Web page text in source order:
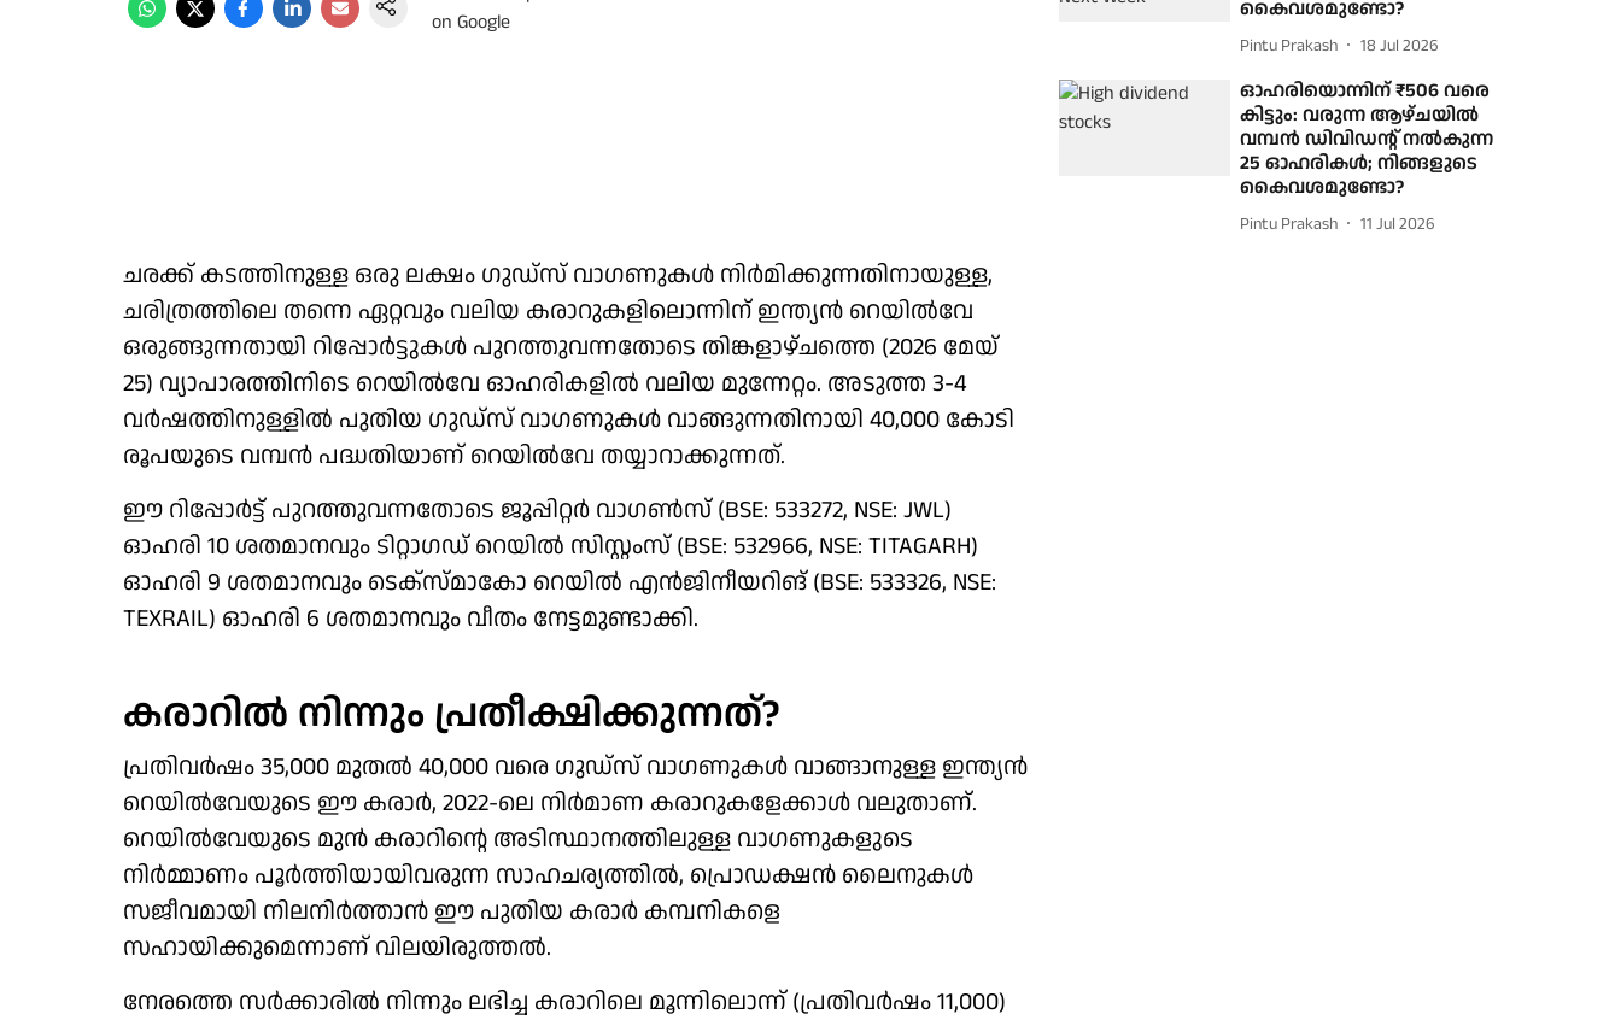
ചരക്ക് കടത്തിനുള്ള ഒരു ലക്ഷം ഗുഡ്സ് വാ​ഗണുകൾ നിർമിക്കുന്നതിനായുള്ള,
ചരിത്രത്തിലെ തന്നെ ഏറ്റവും വലിയ കരാറുകളിലൊന്നിന് ഇന്ത്യൻ റെയിൽവേ
ഒരുങ്ങുന്നതായി റിപ്പോർട്ടുകൾ പുറത്തുവന്നതോടെ തിങ്കളാഴ്ചത്തെ (2026 മേയ്
25) വ്യാപാരത്തിനിടെ റെയിൽവേ ഓഹരികളിൽ വലിയ മുന്നേറ്റം. അടുത്ത 3-4
വർഷത്തിനുള്ളിൽ പുതിയ ​ഗുഡ്സ് വാ​ഗണുകൾ വാങ്ങുന്നതിനായി 40,000 കോടി
രൂപയുടെ വമ്പൻ പദ്ധതിയാണ് റെയിൽവേ തയ്യാറാക്കുന്നത്.
ഈ റിപ്പോർട്ട് പുറത്തുവന്നതോടെ ജൂപ്പിറ്റർ വാഗൺസ് (BSE: 533272, NSE: JWL)
ഓഹരി 10 ശതമാനവും ടിറ്റാഗഡ് റെയിൽ സിസ്റ്റംസ് (BSE: 532966, NSE: TITAGARH)
ഓഹരി 9 ശതമാനവും ടെക്സ്മാകോ റെയിൽ എൻജിനീയറിങ് (BSE: 533326, NSE:
TEXRAIL) ഓഹരി 6 ശതമാനവും വീതം നേട്ടമുണ്ടാക്കി.
കരാറിൽ നിന്നും പ്രതീക്ഷിക്കുന്നത്?
പ്രതിവർഷം 35,000 മുതൽ 40,000 വരെ ​ഗുഡ്സ് വാ​ഗണുകൾ വാങ്ങാനുള്ള ഇന്ത്യൻ
റെയിൽവേയുടെ ഈ കരാർ, 2022-ലെ നി‌ർമാണ കരാറുകളേക്കാൾ വലുതാണ്.
റെയിൽവേയുടെ മുൻ കരാറിന്റെ അടിസ്ഥാനത്തിലുള്ള വാ​ഗണുകളുടെ
നിർമ്മാണം പൂർത്തിയായിവരുന്ന സാഹചര്യത്തിൽ, പ്രൊഡക്ഷൻ ലൈനുകൾ
സജീവമായി നിലനിർത്താൻ ഈ പുതിയ കരാർ കമ്പനികളെ
സഹായിക്കുമെന്നാണ് വിലയിരുത്തൽ.
നേരത്തെ സർക്കാരിൽ നിന്നും ലഭിച്ച കരാറിലെ മൂന്നിലൊന്ന് (പ്രതിവർഷം 11,000)
കൈവശമുണ്ടോ?
Pintu Prakash 18 Jul 2026
ഓഹരിയൊന്നിന് ₹506 വരെ
കിട്ടും: വരുന്ന ആഴ്ചയിൽ
വമ്പൻ ഡിവിഡന്റ് നൽകുന്ന
25 ഓഹരികൾ; നിങ്ങളുടെ
കൈവശമുണ്ടോ?
Pintu Prakash 11 Jul 2026